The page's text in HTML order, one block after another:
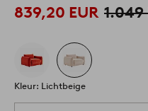
839,20 EUR 1.049
Kleur: Lichtbeige